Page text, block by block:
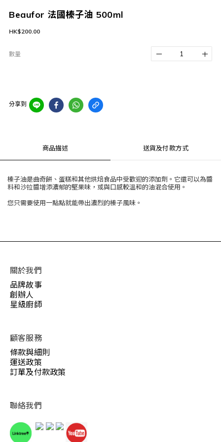
Beaufor 法國榛子油 500ml
HK$200.00
數量
分享到
商品描述 送貨及付款方式
榛子油是曲奇餅、蛋糕和其他烘焙食品中受歡迎的添加劑。它還可以為醬
料和沙拉醬增添濃郁的堅果味，或與口感較溫和的油混合使用。
您只需要使用一點點就能帶出濃烈的榛子風味。
關於我們
品牌故事
創辦人
星級廚師
顧客服務
條款與細則
運送政策
訂單及付款政策
聯絡我們